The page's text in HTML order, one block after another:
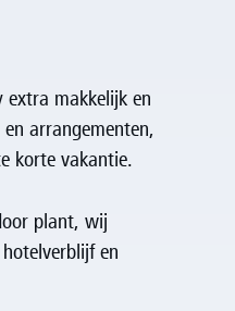
extra makkelijk en
arrangementen,
korte vakantie.
plant, wij
en